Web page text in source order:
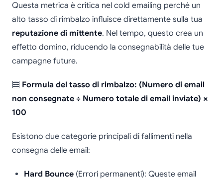
Questa metrica è critica nel cold emailing perché un
alto tasso di rimbalzo influisce direttamente sulla tua
reputazione di mittente. Nel tempo, questo crea un
effetto domino, riducendo la consegnabilità delle tue
campagne future.
🧮 Formula del tasso di rimbalzo: (Numero di email
non consegnate ÷ Numero totale di email inviate) ×
100
Esistono due categorie principali di fallimenti nella
consegna delle email:
Hard Bounce (Errori permanenti): Queste email